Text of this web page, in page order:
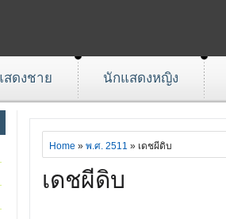
สดงชาย นักแสดงหญิง
Home » พ.ศ. 2511 » เดชผีดิบ
เดชผีดิบ